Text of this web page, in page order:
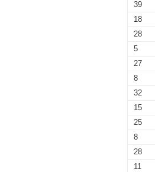
39
18
28
5
27
8
32
15
25
8
28
11